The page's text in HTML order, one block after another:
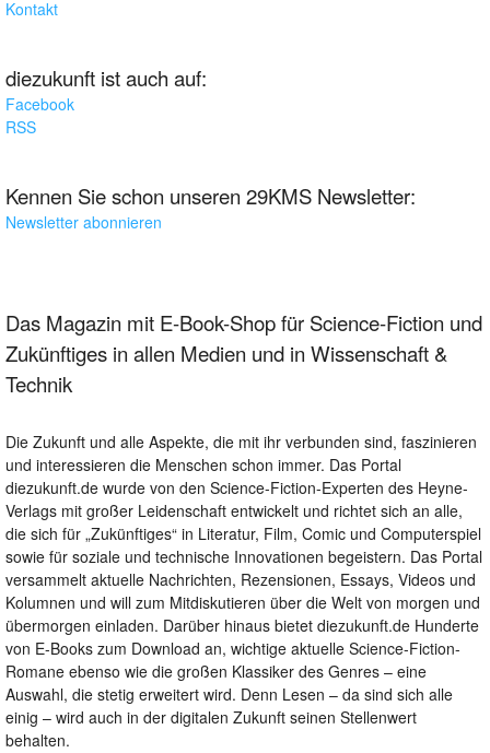
Kontakt
diezukunft ist auch auf:
Facebook
RSS
Kennen Sie schon unseren 29KMS Newsletter:
Newsletter abonnieren
Das Magazin mit E-Book-Shop für Science-Fiction und
Zukünftiges in allen Medien und in Wissenschaft &
Technik
Die Zukunft und alle Aspekte, die mit ihr verbunden sind, faszinieren
und interessieren die Menschen schon immer. Das Portal
diezukunft.de wurde von den Science-Fiction-Experten des Heyne-
Verlags mit großer Leidenschaft entwickelt und richtet sich an alle,
die sich für „Zukünftiges“ in Literatur, Film, Comic und Computerspiel
sowie für soziale und technische Innovationen begeistern. Das Portal
versammelt aktuelle Nachrichten, Rezensionen, Essays, Videos und
Kolumnen und will zum Mitdiskutieren über die Welt von morgen und
übermorgen einladen. Darüber hinaus bietet diezukunft.de Hunderte
von E-Books zum Download an, wichtige aktuelle Science-Fiction-
Romane ebenso wie die großen Klassiker des Genres – eine
Auswahl, die stetig erweitert wird. Denn Lesen – da sind sich alle
einig – wird auch in der digitalen Zukunft seinen Stellenwert
behalten.